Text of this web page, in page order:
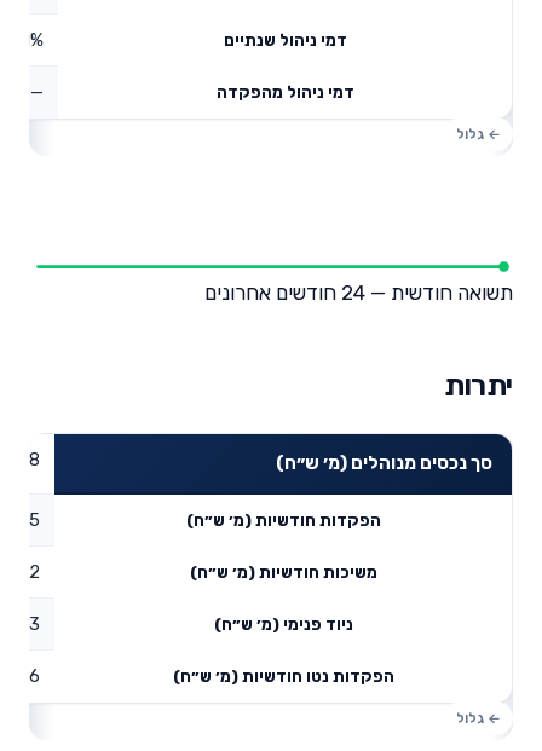
דמי ניהול שנתיים
דמי ניהול מהפקדה —
תשואה חודשית — 24 חודשים אחרונים
יתרות
סך נכסים מנוהלים (מ׳ ש״ח)
הפקדות חודשיות (מ׳ ש״ח) 9.95
משיכות חודשיות (מ׳ ש״ח) 4.42
ניוד פנימי (מ׳ ש״ח)
הפקדות נטו חודשיות (מ׳ ש״ח)